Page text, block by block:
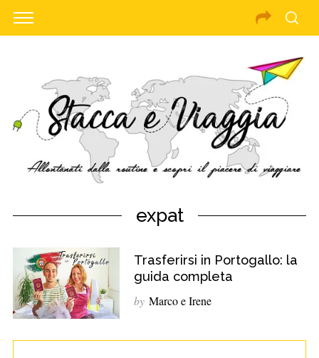
expat
Trasferirsi in Portogallo: la
guida completa
by Marco e Irene